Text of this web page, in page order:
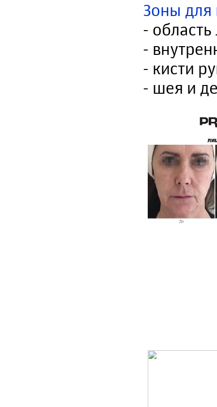
Зоны для
-
-
- кисти
- шея и